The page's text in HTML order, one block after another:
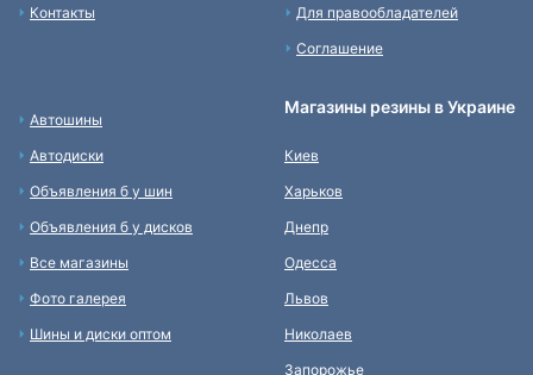
Контакты
Для правообладателей
Соглашение
Автошины
Автодиски
Объявления б у шин
Объявления б у дисков
Все магазины
Фото галерея
Шины и диски оптом
Магазины резины в Украине
Киев
Харьков
Днепр
Одесса
Львов
Николаев
Запорожье